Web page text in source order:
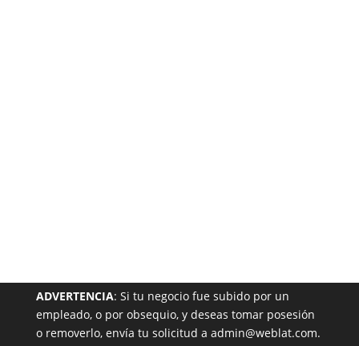
ADVERTENCIA: Si tu negocio fue subido por un
empleado, o por obsequio, y deseas tomar posesión
o removerlo, envía tu solicitud a admin@weblat.com.